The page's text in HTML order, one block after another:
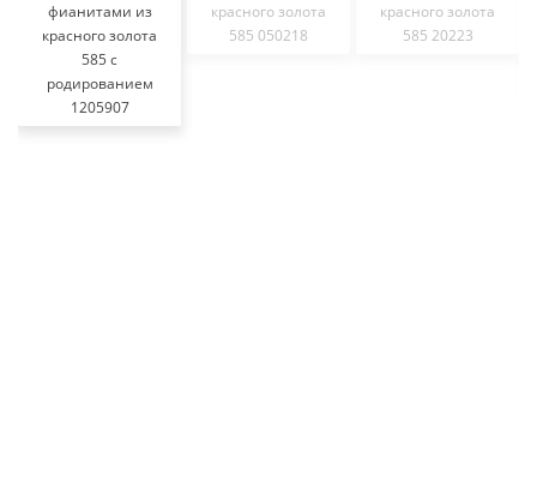
фианитами из
красного золота
585 с
родированием
1205907
красного золота
585 050218
красного золота
585 20223